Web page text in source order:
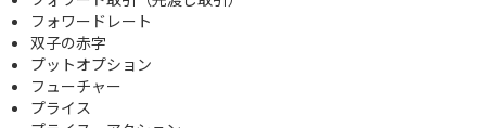
フォワードレート
双子の赤字
プットオプション
フューチャー
プライス